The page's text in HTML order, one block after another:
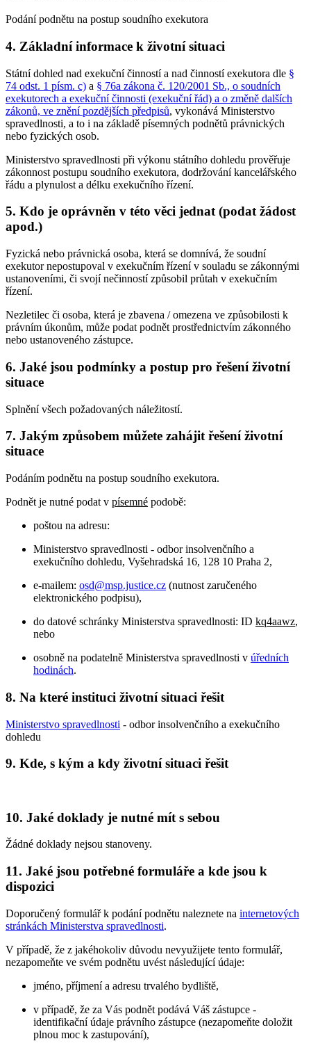
Podání podnětu na postup soudního exekutora
4. Základní informace k životní situaci
Státní dohled nad exekuční činností a nad činností exekutora dle §
74 odst. 1 písm. c) a § 76a zákona č. 120/2001 Sb., o soudních
exekutorech a exekuční činnosti (exekuční řád) a o změně dalších
zákonů, ve znění pozdějších předpisů, vykonává Ministerstvo
spravedlnosti, a to i na základě písemných podnětů právnických
nebo fyzických osob.
Ministerstvo spravedlnosti při výkonu státního dohledu prověřuje
zákonnost postupu soudního exekutora, dodržování kancelářského
řádu a plynulost a délku exekučního řízení.
5. Kdo je oprávněn v této věci jednat (podat žádost
apod.)
Fyzická nebo právnická osoba, která se domnívá, že soudní
exekutor nepostupoval v exekučním řízení v souladu se zákonnými
ustanoveními, či svojí nečinností způsobil průtah v exekučním
řízení.
Nezletilec či osoba, která je zbavena / omezena ve způsobilosti k
právním úkonům, může podat podnět prostřednictvím zákonného
nebo ustanoveného zástupce.
6. Jaké jsou podmínky a postup pro řešení životní
situace
Splnění všech požadovaných náležitostí.
7. Jakým způsobem můžete zahájit řešení životní
situace
Podáním podnětu na postup soudního exekutora.
Podnět je nutné podat v písemné podobě:
poštou na adresu:
Ministerstvo spravedlnosti - odbor insolvenčního a
exekučního dohledu, Vyšehradská 16, 128 10 Praha 2,
e-mailem: osd@msp.justice.cz (nutnost zaručeného
elektronického podpisu),
do datové schránky Ministerstva spravedlnosti: ID kq4aawz,
nebo
osobně na podatelně Ministerstva spravedlnosti v úředních
hodinách.
8. Na které instituci životní situaci řešit
Ministerstvo spravedlnosti - odbor insolvenčního a exekučního
dohledu
9. Kde, s kým a kdy životní situaci řešit
10. Jaké doklady je nutné mít s sebou
Žádné doklady nejsou stanoveny.
11. Jaké jsou potřebné formuláře a kde jsou k
dispozici
Doporučený formulář k podání podnětu naleznete na internetových
stránkách Ministerstva spravedlnosti.
V případě, že z jakéhokoliv důvodu nevyužijete tento formulář,
nezapomeňte ve svém podnětu uvést následující údaje:
jméno, příjmení a adresu trvalého bydliště,
v případě, že za Vás podnět podává Váš zástupce -
identifikační údaje právního zástupce (nezapomeňte doložit
plnou moc k zastupování),